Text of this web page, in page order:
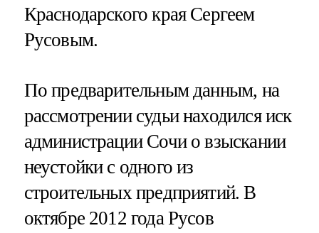
Краснодарского края Сергеем
Русовым.
По предварительным данным, на
рассмотрении судьи находился иск
администрации Сочи о взыскании
неустойки с одного из
строительных предприятий. В
октябре 2012 года Русов